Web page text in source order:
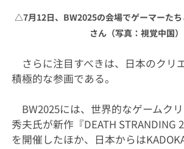
△7月12日、BW2025の会場でゲーマーた
さん（写真：視覚中国）
さらに注目すべきは、日本のクリ
積極的な参画である。
BW2025には、世界的なゲームク
秀夫氏が新作『DEATH STRANDING
を開催したほか、日本からは